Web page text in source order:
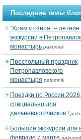
Последние темы
“Храм у озера” – летние
экскурсии в
монастырь palomnik
Престольный праздник
Петропавловского
монастыря palomnik
Поездки по России
специально для
дальневосточников !
Большие экскурсии для
феврале и марте